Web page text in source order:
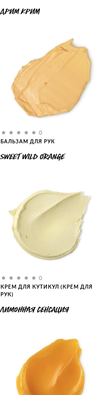
ДРИМ КРИМ
0
БАЛЬЗАМ ДЛЯ РУК
SWEET WILD ORANGE
0
КРЕМ ДЛЯ КУТИКУЛ (КРЕМ ДЛЯ
РУК)
ЛИМОННАЯ СЕНСАЦИЯ